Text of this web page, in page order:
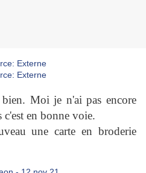
bien. Moi je n'ai pas encore
c'est en bonne voie.
une carte en broderie